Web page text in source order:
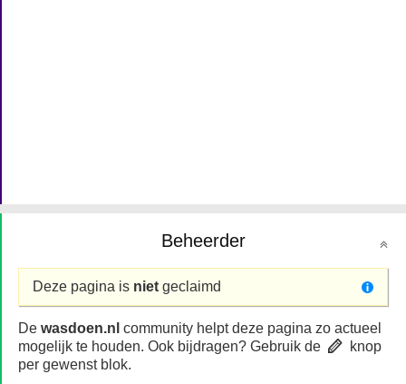
Beheerder
Deze pagina is niet geclaimd
De wasdoen.nl community helpt deze pagina zo actueel
mogelijk te houden. Ook bijdragen? Gebruik de
knop
per gewenst blok.